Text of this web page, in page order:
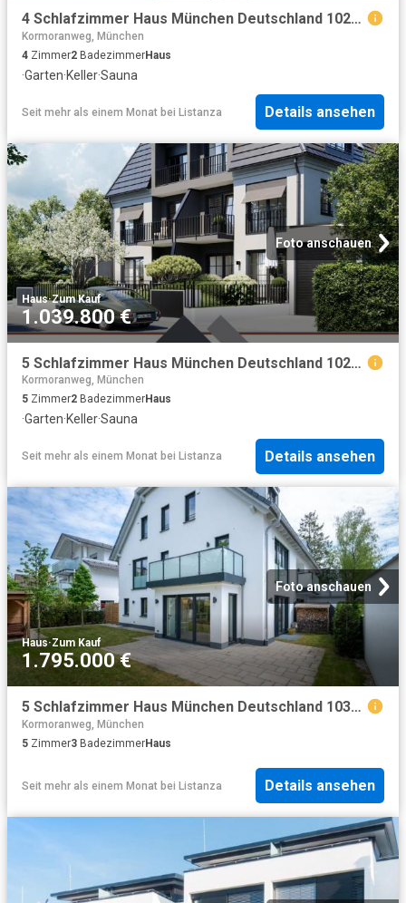
4 Schlafzimmer Haus München Deutschland 102579994
Kormoranweg, München
4 Zimmer2 BadezimmerHaus
·Garten·Keller·Sauna
Seit mehr als einem Monat bei Listanza Details ansehen
Foto anschauen
Haus·Zum Kauf
1.039.800 €
5 Schlafzimmer Haus München Deutschland 102579993
Kormoranweg, München
5 Zimmer2 BadezimmerHaus
·Garten·Keller·Sauna
Seit mehr als einem Monat bei Listanza Details ansehen
Foto anschauen
Haus·Zum Kauf
1.795.000 €
5 Schlafzimmer Haus München Deutschland 103092461
Kormoranweg, München
5 Zimmer3 BadezimmerHaus
Seit mehr als einem Monat bei Listanza Details ansehen